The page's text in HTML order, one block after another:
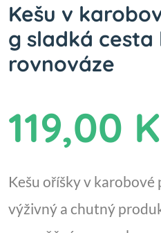
Kešu v
g sladká
rovnováze
119,00
Kešu oříšky v
výživný a chutný